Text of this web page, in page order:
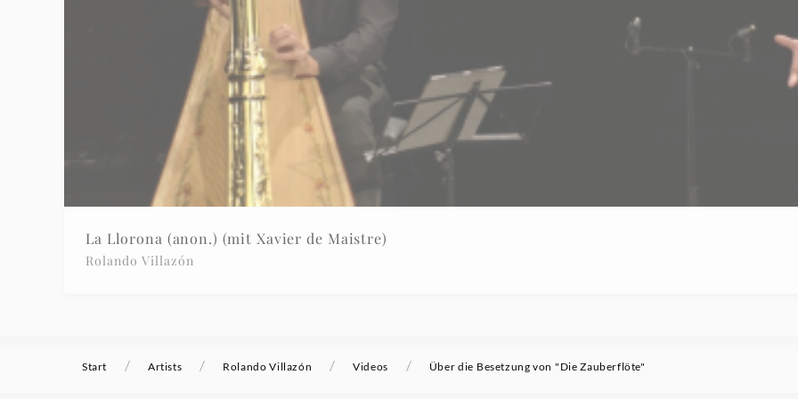
La Llorona (anon.) (mit Xavier de Maistre)
Rolando Villazón
Start / Artists / Rolando Villazón / Videos / Über die Besetzung von "Die Zauberflöte"